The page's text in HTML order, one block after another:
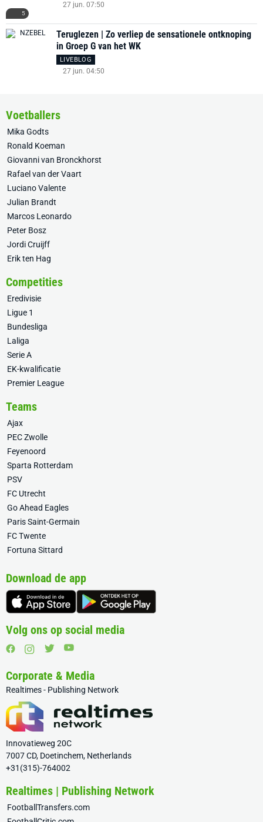
5
27 jun. 07:50
Teruglezen | Zo verliep de sensationele ontknoping
in Groep G van het WK
LIVEBLOG
27 jun. 04:50
Voetballers
Mika Godts
Ronald Koeman
Giovanni van Bronckhorst
Rafael van der Vaart
Luciano Valente
Julian Brandt
Marcos Leonardo
Peter Bosz
Jordi Cruijff
Erik ten Hag
Competities
Eredivisie
Ligue 1
Bundesliga
Laliga
Serie A
EK-kwalificatie
Premier League
Teams
Ajax
PEC Zwolle
Feyenoord
Sparta Rotterdam
PSV
FC Utrecht
Go Ahead Eagles
Paris Saint-Germain
FC Twente
Fortuna Sittard
Download de app
Volg ons op social media
Corporate & Media
Realtimes - Publishing Network
Innovatieweg 20C
7007 CD, Doetinchem, Netherlands
+31(315)-764002
Realtimes | Publishing Network
FootballTransfers.com